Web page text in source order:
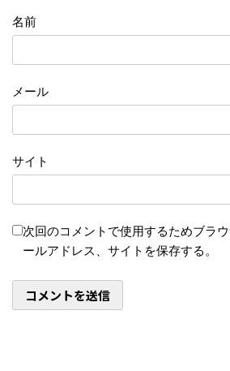
名前
メール
サイト
次回のコメントで使用するためブラ
ールアドレス、サイトを保存する。